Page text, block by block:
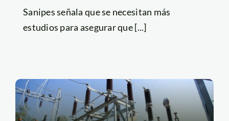
Sanipes señala que se necesitan más
estudios para asegurar que [...]